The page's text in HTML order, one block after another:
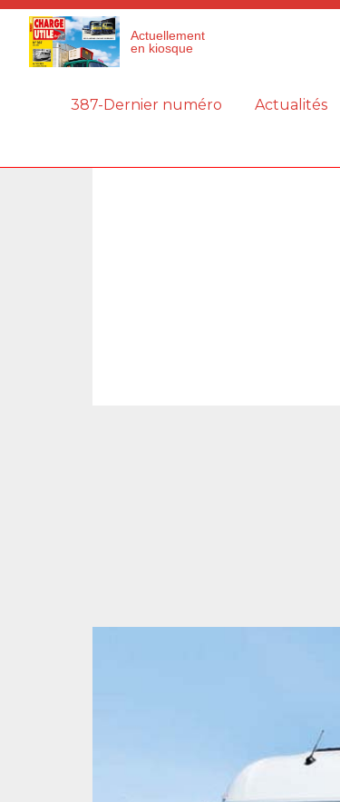
Actuellement
en kiosque
387-Dernier numéro Actualités
Panneau de gestion des cookies